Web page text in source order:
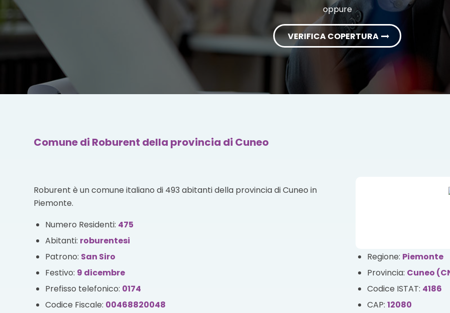
oppure
VERIFICA COPERTURA
Comune di Roburent della provincia di Cuneo
Roburent è un comune italiano di 493 abitanti della provincia di Cuneo in
Piemonte.
Numero Residenti: 475
Abitanti: roburentesi
Patrono: San Siro
Festivo: 9 dicembre
Prefisso telefonico: 0174
Codice Fiscale: 00468820048
Regione: Piemonte
Provincia: Cuneo
Codice ISTAT: 4186
CAP:12080